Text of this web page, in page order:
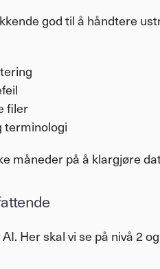
god til å håndtere
filer
terminologi
måneder på å klargjøre
Her skal vi se på nivå 2 og